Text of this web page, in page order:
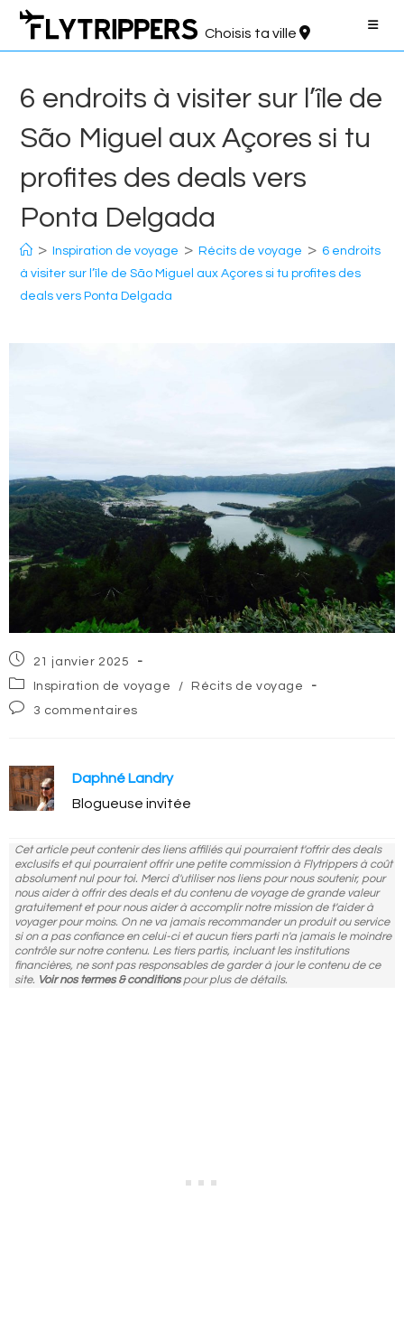
Aller
contenu
Choisis ta ville
6 endroits à visiter sur l’île de
São Miguel aux Açores si tu
profites des deals vers
Ponta Delgada
> Inspiration de voyage > Récits de voyage > 6 endroits
à visiter sur l’île de São Miguel aux Açores si tu profites des
deals vers Ponta Delgada
Post
published:
21 janvier 2025
Post
category:
Inspiration de voyage /
Récits de voyage
Post3 commentaires
Daphné Landry
Blogueuse invitée
Cet article peut contenir des liens affiliés qui pourraient t'offrir des deals
exclusifs et qui pourraient offrir une petite commission à Flytrippers à coût
absolument nul pour toi. Merci d'utiliser nos liens pour nous soutenir, pour
nous aider à offrir des deals et du contenu de voyage de grande valeur
gratuitement et pour nous aider à accomplir notre mission de t'aider à
voyager pour moins. On ne va jamais recommander un produit ou service
si on a pas confiance en celui-ci et aucun tiers parti n'a jamais le moindre
contrôle sur notre contenu. Les tiers partis, incluant les institutions
financières, ne sont pas responsables de garder à jour le contenu de ce
site. Voir nos termes & conditionspour plus de détails.